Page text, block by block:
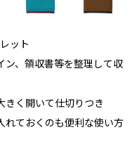
ット
ン、領収書等を整理して収
きく開いて仕切りつき
れておくのも便利な使い方